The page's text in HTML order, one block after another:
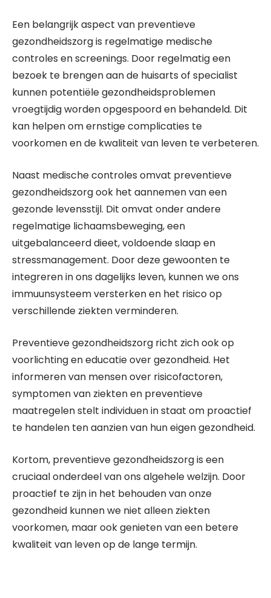
Een belangrijk aspect van preventieve
gezondheidszorg is regelmatige medische
controles en screenings. Door regelmatig een
bezoek te brengen aan de huisarts of specialist
kunnen potentiële gezondheidsproblemen
vroegtijdig worden opgespoord en behandeld. Dit
kan helpen om ernstige complicaties te
voorkomen en de kwaliteit van leven te verbeteren.
Naast medische controles omvat preventieve
gezondheidszorg ook het aannemen van een
gezonde levensstijl. Dit omvat onder andere
regelmatige lichaamsbeweging, een
uitgebalanceerd dieet, voldoende slaap en
stressmanagement. Door deze gewoonten te
integreren in ons dagelijks leven, kunnen we ons
immuunsysteem versterken en het risico op
verschillende ziekten verminderen.
Preventieve gezondheidszorg richt zich ook op
voorlichting en educatie over gezondheid. Het
informeren van mensen over risicofactoren,
symptomen van ziekten en preventieve
maatregelen stelt individuen in staat om proactief
te handelen ten aanzien van hun eigen gezondheid.
Kortom, preventieve gezondheidszorg is een
cruciaal onderdeel van ons algehele welzijn. Door
proactief te zijn in het behouden van onze
gezondheid kunnen we niet alleen ziekten
voorkomen, maar ook genieten van een betere
kwaliteit van leven op de lange termijn.